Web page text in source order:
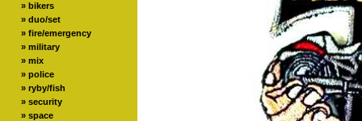
» bikers
» duo/set
» fire/emergency
» military
» mix
» police
» ryby/fish
» security
» space